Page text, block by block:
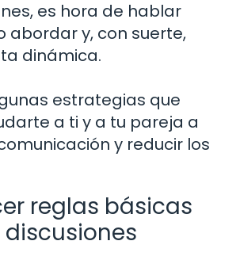
es hora de hablar
abordar y, con suerte,
dinámica.
estrategias que
a ti y a tu pareja a
y reducir los
reglas básicas